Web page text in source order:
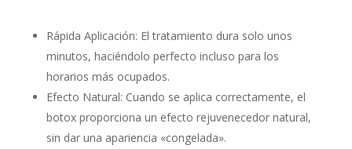
Rápida Aplicación: El tratamiento dura solo unos
minutos, haciéndolo perfecto incluso para los
horarios más ocupados.
Efecto Natural: Cuando se aplica correctamente, el
botox proporciona un efecto rejuvenecedor natural,
sin dar una apariencia «congelada».